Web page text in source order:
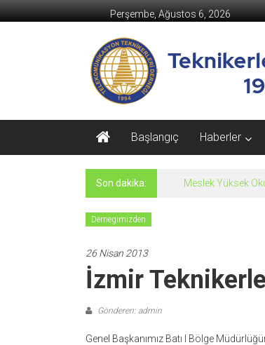
geç
Perşembe, Ağustos 6, 2026
Teknikerler
Derneği
Teknikerler
Derneği
Resmi
Web
Sitesi
Başlangıç Haberler
Son dakika: Meslek Yüksek
Dernegimizden
26 Nisan 2013
İzmir
Gönderen: admin
Genel Başkanımız Batı I Bölge